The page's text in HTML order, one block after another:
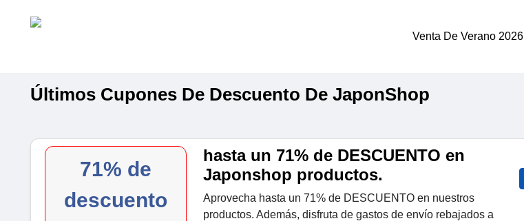
Venta De Verano 2026
Últimos Cupones De Descuento De JaponShop
71% de
descuento
hasta un 71% de DESCUENTO en
Japonshop productos.
Aprovecha hasta un 71% de DESCUENTO en nuestros
productos. Además, disfruta de gastos de envío rebajados a